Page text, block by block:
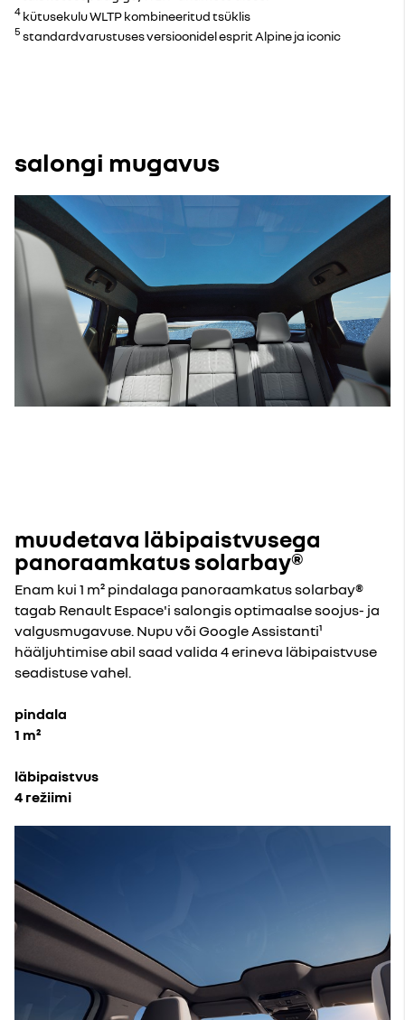
4 kütusekulu WLTP kombineeritud tsüklis
5 standardvarustuses versioonidel esprit Alpine ja iconic
salongi mugavus
muudetava läbipaistvusega
panoraamkatus solarbay®
Enam kui 1 m² pindalaga panoraamkatus solarbay®
tagab Renault Espace'i salongis optimaalse soojus- ja
valgusmugavuse. Nupu või Google Assistanti¹
hääljuhtimise abil saad valida 4 erineva läbipaistvuse
seadistuse vahel.
pindala
1 m²
läbipaistvus
4 režiimi